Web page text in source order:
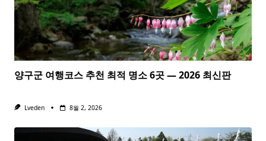
양구군 여행코스 추천 최적 명소 6곳 — 2026 최신판
Lveden 8월 2, 2026